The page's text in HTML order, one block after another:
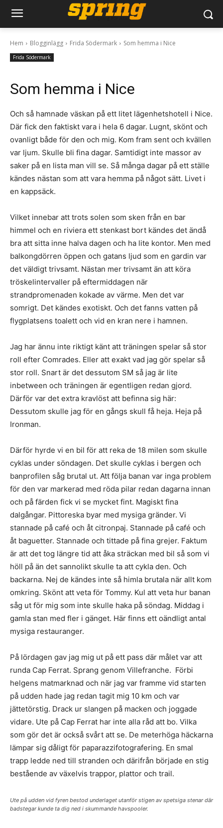
Hem Blogginlägg Frida Södermark Som hemma i Nice
Frida Södermark
Som hemma i Nice
Och så hamnade väskan på ett litet lägenhetshotell i Nice.
Där fick den faktiskt vara i hela 6 dagar. Lugnt, skönt och
ovanligt både för den och mig. Kom fram sent och kvällen
var ljum. Skulle bli fina dagar. Samtidigt inte massor av
saker på en lista man vill se. Så många dagar på ett ställe
kändes nästan som att vara hemma på något sätt. Livet i
en kappsäck.
Vilket innebar att trots solen som sken från en bar
himmel och en riviera ett stenkast bort kändes det ändå
bra att sitta inne halva dagen och ha lite kontor. Men med
balkongdörren öppen och gatans ljud som en gardin var
det väldigt trivsamt. Nästan mer trivsamt än att köra
tröskelintervaller på eftermiddagen när
strandpromenaden kokade av värme. Men det var
somrigt. Det kändes exotiskt. Och det fanns vatten på
flygplatsens toalett och vid en kran nere i hamnen.
Jag har ännu inte riktigt känt att träningen spelar så stor
roll efter Comrades. Eller att exakt vad jag gör spelar så
stor roll. Snart är det dessutom SM så jag är lite
inbetween och träningen är egentligen redan gjord.
Därför var det extra kravlöst att befinna sig här:
Dessutom skulle jag för en gångs skull få heja. Heja på
Ironman.
Därför hyrde vi en bil för att reka de 18 milen som skulle
cyklas under söndagen. Det skulle cyklas i bergen och
banprofilen såg brutal ut. Att följa banan var inga problem
för den var markerad med röda pilar redan dagarna innan
och på färden fick vi se mycket fint. Magiskt fina
dalgångar. Pittoreska byar med mysiga gränder. Vi
stannade på café och åt citronpaj. Stannade på café och
åt baguetter. Stannade och tittade på fina grejer. Faktum
är att det tog längre tid att åka sträckan med bil så som vi
höll på än det sannolikt skulle ta att cykla den. Och
backarna. Nej de kändes inte så himla brutala när allt kom
omkring. Skönt att veta för Tommy. Kul att veta hur banan
såg ut för mig som inte skulle haka på söndag. Middag i
gamla stan med fler i gänget. Här finns ett oändligt antal
mysiga restauranger.
På lördagen gav jag mig ut på ett pass där målet var att
runda Cap Ferrat. Sprang genom Villefranche. Förbi
helgens matmarknad och när jag var framme vid starten
på udden hade jag redan tagit mig 10 km och var
jättetörstig. Drack ur slangen på macken och joggade
vidare. Ute på Cap Ferrat har inte alla råd att bo. Vilka
som gör det är också svårt att se. De meterhöga häckarna
lämpar sig dåligt för paparazzifotografering. En smal
trapp ledde ned till stranden och därifrån började en stig
bestående av växelvis trappor, plattor och trail.
Ute på udden vid fyren bestod underlaget utanför stigen av spetsiga stenar där
badstegar kunde ta dig ned i skummande havspooler.